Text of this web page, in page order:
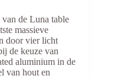
de Luna table
massieve
door vier licht
de keuze van
aluminium in de
van hout en